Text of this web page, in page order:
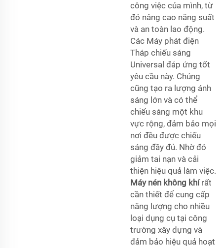
công việc của mình, từ
đó nâng cao năng suất
và an toàn lao động.
Các Máy phát điện
Tháp chiếu sáng
Universal đáp ứng tốt
yêu cầu này. Chúng
cũng tạo ra lượng ánh
sáng lớn và có thể
chiếu sáng một khu
vực rộng, đảm bảo mọi
nơi đều được chiếu
sáng đầy đủ. Nhờ đó
giảm tai nạn và cải
thiện hiệu quả làm việc.
Máy nén không khírất
cần thiết để cung cấp
năng lượng cho nhiều
loại dụng cụ tại công
trường xây dựng và
đảm bảo hiệu quả hoạt